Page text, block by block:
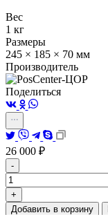
Вес
1 кг
Размеры
245 × 185 × 70 мм
Производитель
Поделиться
26 000 ₽
-
+
Добавить в корзину